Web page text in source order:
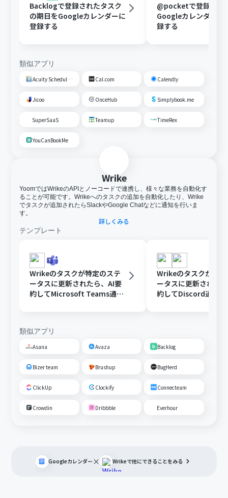
Backlogで登録されたタスク
の期日をGoogleカレンダーに
登録する
@pocketで登録され
Googleカレンダーに
録する
類似アプリ
Acuity Scheduling Cal.com Calendly
Jicoo OnceHub Simplybook.me
SuperSaaS Teamup TimeRex
YouCanBookMe
Wrike
YoomではWrikeのAPIとノーコードで連携し、様々な業務を自動化す
ることが可能です。Wrikeへのタスクの追加を自動化したり、Wrike
でタスクが追加されたらSlackやGoogle Chatなどに通知を行いま
す。
詳しくみる
テンプレート
Wrikeのタスクが特定のステ
ータスに更新されたら、AI要
約してMicrosoft Teams通知
Wrikeのタスクが特
ータスに更新された
約してDiscord通知
類似アプリ
Asana Avaza Backlog
Bizer team Brushup BugHerd
ClickUp Clockify Connecteam
Crowdin Dribbble Everhour
Googleカレンダー × Wrikeで他にできることをみる